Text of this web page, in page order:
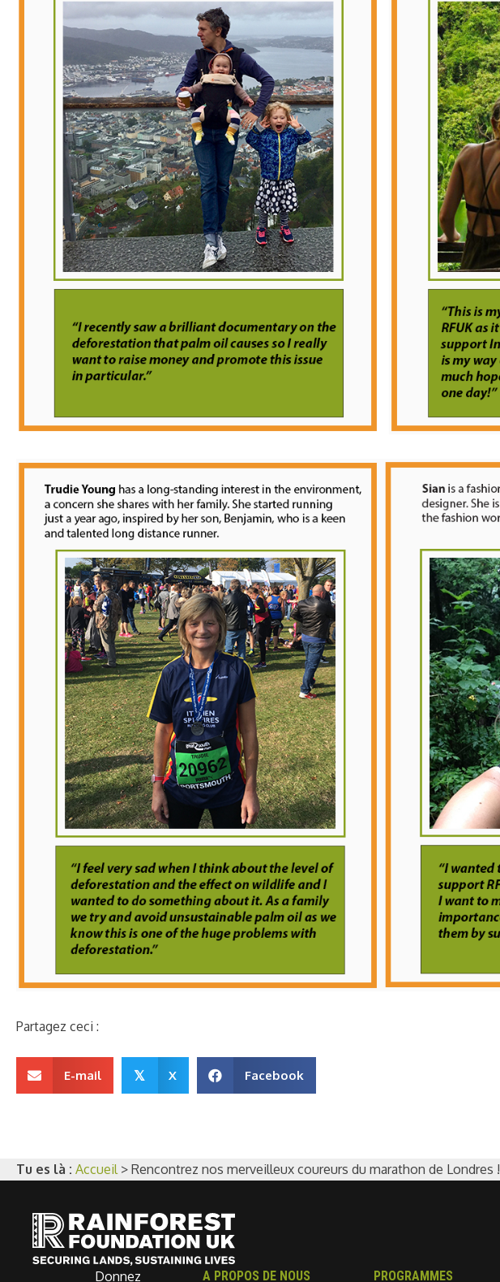
Partagez ceci :
E-mail 𝕏 X Facebook
Tu es là : Accueil> Rencontrez nos merveilleux coureurs du marathon de Londres !
Donnez A PROPOS DE NOUS PROGRAMMES